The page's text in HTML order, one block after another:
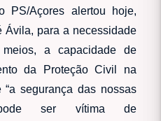
PS/Açores alertou hoje,
Ávila, para a necessidade
a capacidade de
da Proteção Civil na
segurança das nossas
ser vítima de